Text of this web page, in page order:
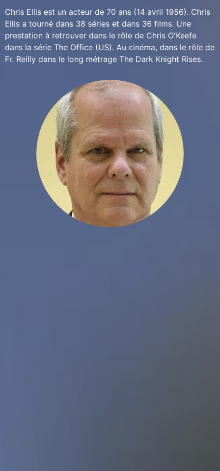
Chris Ellis est un acteur de 70 ans (14 avril 1956). Chris
Ellis a tourné dans 38 séries et dans 36 films. Une
prestation à retrouver dans le rôle de Chris O'Keefe
dans la série The Office (US). Au cinéma, dans le rôle de
Fr. Reilly dans le long métrage The Dark Knight Rises.